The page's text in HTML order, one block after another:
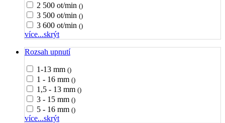
2 500 ot/min ()
3 500 ot/min ()
3 600 ot/min ()
více...skrýt
Rozsah upnutí
1-13 mm ()
1 - 16 mm ()
1,5 - 13 mm ()
3 - 15 mm ()
5 - 16 mm ()
více...skrýt